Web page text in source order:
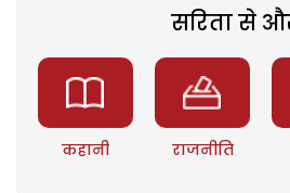
सरिता से
कहानी राजनीति